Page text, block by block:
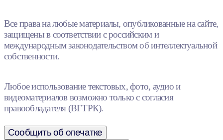
Все права на любые материалы, опубликованные на сайте,
защищены в соответствии с российским и
международным законодательством об интеллектуальной
собственности.
Любое использование текстовых, фото, аудио и
видеоматериалов возможно только с согласия
правообладателя (ВГТРК).
Сообщить об опечатке